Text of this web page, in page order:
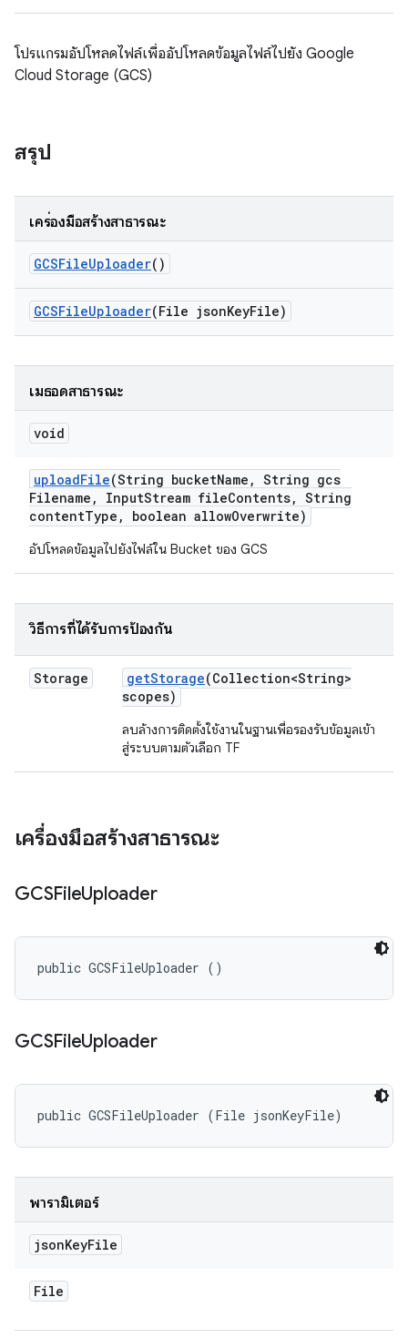
โปรแกรมอัปโหลดไฟล์เพื่ออัปโหลดข้อมูลไฟล์ไปยัง Google
Cloud Storage (GCS)
สรุป
เครื่องมือสร้างสาธารณะ
GCSFileUploader()
GCSFileUploader(File jsonKeyFile)
เมธอดสาธารณะ
void
uploadFile(String bucketName , String gcs
Filename , InputStream fileContents, String
contentType , boolean allowOverwrite)
อัปโหลดข้อมูลไปยังไฟล์ใน Bucket ของ GCS
วิธีการที่ได้รับการป้องกัน
Storage getStorage(Collection<String>
scopes)
ลบล้างการติดตั้งใช้งานในฐานเพื่อรองรับข้อมูลเข้า
สู่ระบบตามตัวเลือก TF
เครื่องมือสร้างสาธารณะ
GCSFileUploader
public GCSFileUploader ()
GCSFileUploader
public GCSFileUploader (File jsonKeyFile)
พารามิเตอร์
jsonKeyFile
File